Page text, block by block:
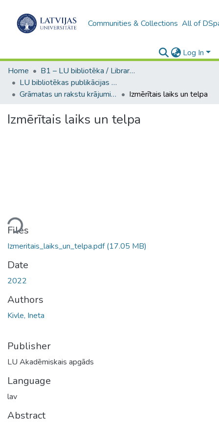
Communities & Collections All of
Log In
Home
B1 – LU bibliotēka / Library of the UL
LU bibliotēkas publikācijas / Publications of the University Library
Grāmatas un rakstu krājumi (LUB) / Books and collected articles
Izmērītais laiks un telpa
Izmērītais laiks un telpa
Files
Izmeritais_laiks_un_telpa.pdf(17.05 MB)
Date
2022
Authors
Kivle, Ineta
Publisher
LU Akadēmiskais apgāds
Language
lav
Abstract